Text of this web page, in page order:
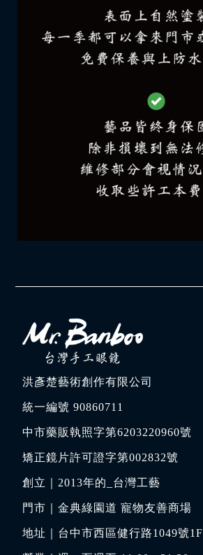
洪彥楚藝術創作有限公司
統一編號 90860711
中市藥販執照字第6203220960號
矯正鏡片許可證字第002832號
創立｜2013年的_台灣工藝
門市｜金典綠園道 寵物友善商場
地址｜ 台中市西區健行路1049號1F